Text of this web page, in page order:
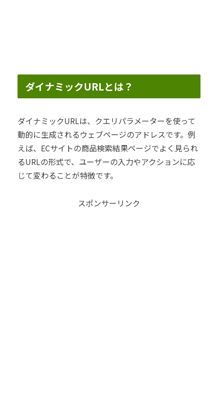
ダイナミックURLとは？
ダイナミックURLは、クエリパラメーターを使って
動的に生成されるウェブページのアドレスです。例
えば、ECサイトの商品検索結果ページでよく見られ
るURLの形式で、ユーザーの入力やアクションに応
じて変わることが特徴です。
スポンサーリンク